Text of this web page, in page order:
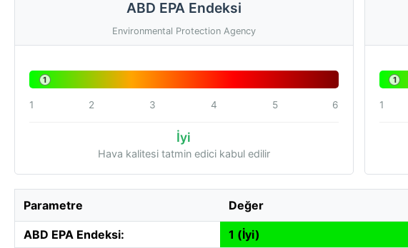
ABD EPA Endeksi
Environmental Protection Agency
1
1 2 3 4 5 6
İyi
Hava kalitesi tatmin edici kabul edilir
1
1
Parametre Değer
ABD EPA Endeksi:
1 (İyi)